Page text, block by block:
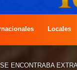
Locales
ENCONTRABA